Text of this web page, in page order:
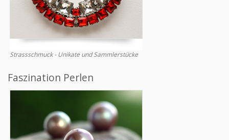
Strassschmuck - Unikate und Sammlerstücke
Faszination Perlen